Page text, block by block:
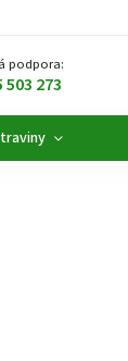
podpora:
503 273